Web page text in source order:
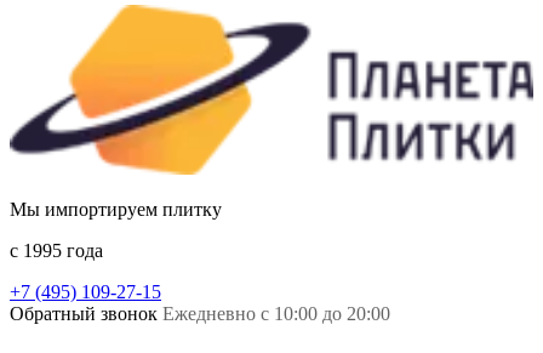
Мы импортируем плитку
c 1995 года
+7 (495) 109-27-15
Обратный звонок Ежедневно с 10:00 до 20:00